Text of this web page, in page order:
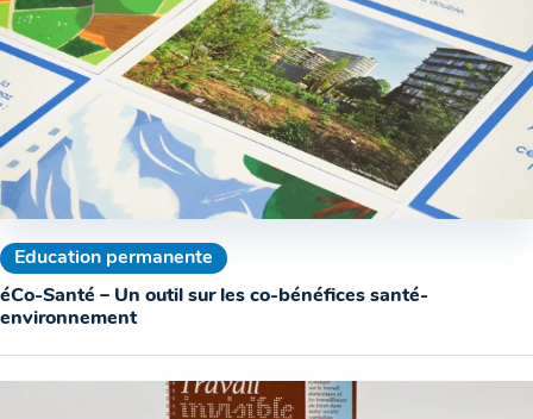
Education permanente
éCo-Santé – Un outil sur les co-bénéfices santé-
environnement